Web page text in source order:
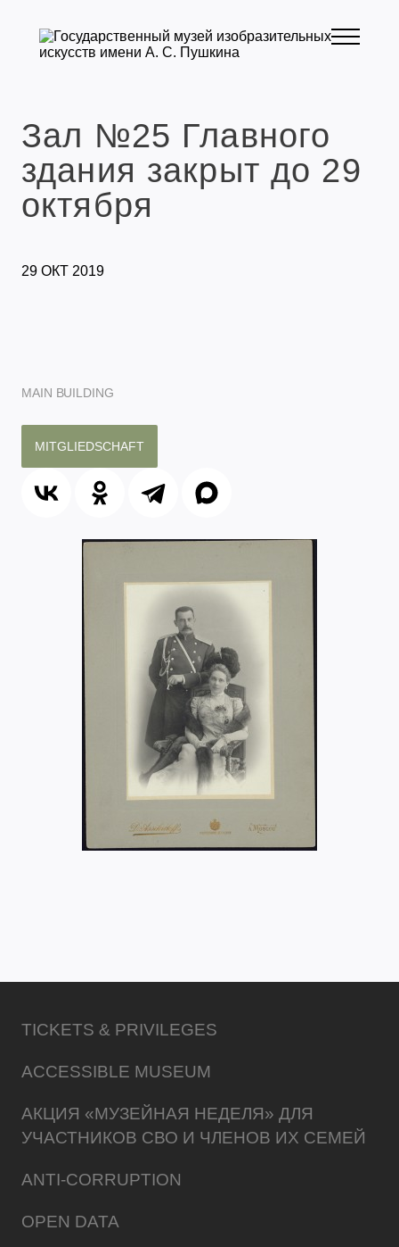
Зал №25 Главного
здания закрыт до 29
октября
29 ОКТ 2019
MAIN BUILDING
MITGLIEDSCHAFT
TICKETS & PRIVILEGES
ACCESSIBLE MUSEUM
АКЦИЯ «МУЗЕЙНАЯ НЕДЕЛЯ» ДЛЯ
УЧАСТНИКОВ СВО И ЧЛЕНОВ ИХ СЕМЕЙ
ANTI-CORRUPTION
OPEN DATA